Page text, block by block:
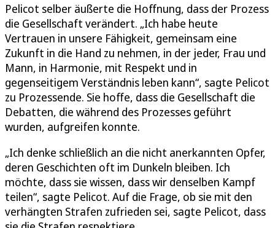
Pelicot selber äußerte die Hoffnung, dass der Prozess
die Gesellschaft verändert. „Ich habe heute
Vertrauen in unsere Fähigkeit, gemeinsam eine
Zukunft in die Hand zu nehmen, in der jeder, Frau und
Mann, in Harmonie, mit Respekt und in
gegenseitigem Verständnis leben kann“, sagte Pelicot
zu Prozessende. Sie hoffe, dass die Gesellschaft die
Debatten, die während des Prozesses geführt
wurden, aufgreifen konnte.
„Ich denke schließlich an die nicht anerkannten Opfer,
deren Geschichten oft im Dunkeln bleiben. Ich
möchte, dass sie wissen, dass wir denselben Kampf
teilen“, sagte Pelicot. Auf die Frage, ob sie mit den
verhängten Strafen zufrieden sei, sagte Pelicot, dass